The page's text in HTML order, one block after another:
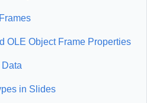
OLE Object Frame Properties
in Slides